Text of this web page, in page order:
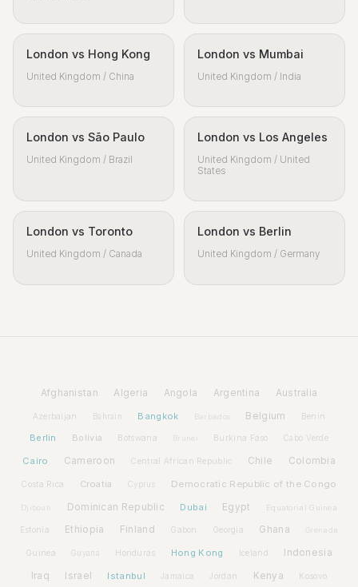
London vs Hong Kong
United Kingdom / China
London vs Mumbai
United Kingdom / India
London vs São Paulo
United Kingdom / Brazil
London vs Los Angeles
United Kingdom / United
States
London vs Toronto
United Kingdom / Canada
London vs Berlin
United Kingdom / Germany
Afghanistan Algeria Angola Argentina Australia
Azerbaijan Bahrain Bangkok Barbados Belgium Benin
Berlin Bolivia Botswana Brunei Burkina Faso Cabo Verde
Cairo Cameroon Central African Republic Chile Colombia
Costa Rica Croatia Cyprus Democratic Republic of the Congo
Djibouti Dominican Republic Dubai Egypt Equatorial Guinea
Estonia Ethiopia Finland Gabon Georgia Ghana Grenada
Guinea Guyana Honduras Hong Kong Iceland Indonesia
Iraq Israel Istanbul Jamaica Jordan Kenya Kosovo